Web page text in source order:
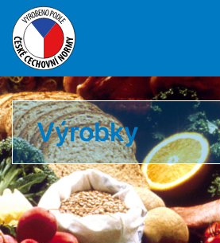
Výrobky